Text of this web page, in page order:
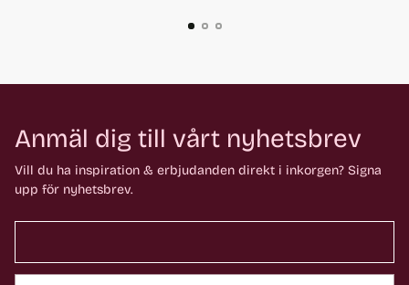
Anmäl dig till vårt nyhetsbrev
Vill du ha inspiration & erbjudanden direkt i inkorgen? Signa
upp för nyhetsbrev.